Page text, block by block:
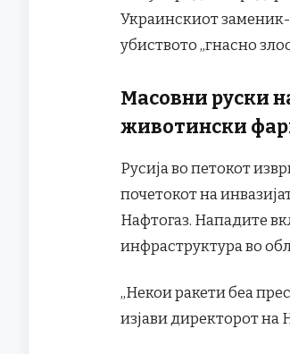
Украинскиот
убиството „гнасно
Масовни руски
животински
Русија во петокот
почетокот на
Нафтогаз. Нападите
инфраструктура во
„Некои ракети беа
изјави директорот на